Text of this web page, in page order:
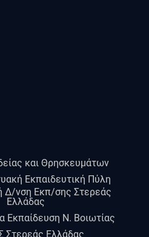
και Θρησκευμάτων
Εκπαιδευτική Πύλη
Δ/νση Εκπ/σης Στερεάς
Ελλάδας
Εκπαίδευση Ν. Βοιωτίας
Στερεάς Ελλάδας